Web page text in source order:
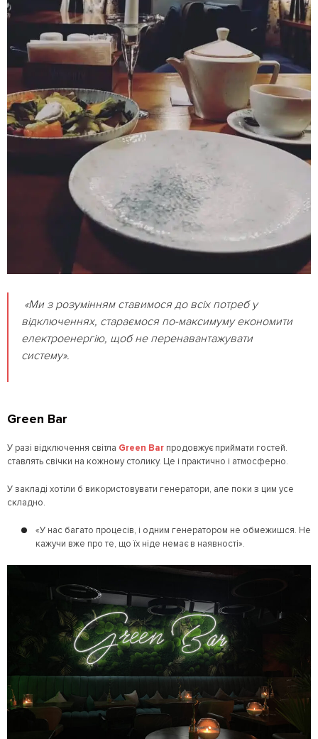
«Ми з розумінням ставимося до всіх потреб у
відключеннях, стараємося по-максимуму економити
електроенергію, щоб не перенавантажувати
систему».
Green Bar
У разі відключення світла Green Bar продовжує приймати гостей.
ставлять свічки на кожному столику. Це і практично і атмосферно.
У закладі хотіли б використовувати генератори, але поки з цим усе
складно.
«У нас багато процесів, і одним генератором не обмежишся. Не
кажучи вже про те, що їх ніде немає в наявності».